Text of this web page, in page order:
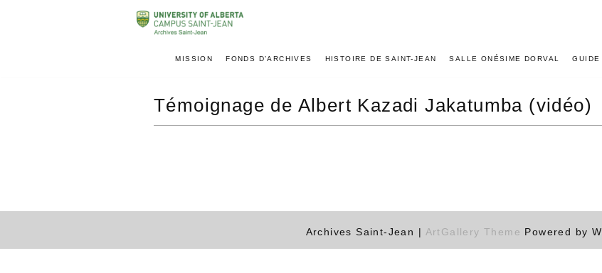
MISSION FONDS D’ARCHIVES HISTOIRE DE SAINT-JEAN SALLE ONÉSIME DORVAL GUIDE
Témoignage de Albert Kazadi Jakatumba (vidéo)
Archives Saint-Jean | ArtGallery Theme Powered by